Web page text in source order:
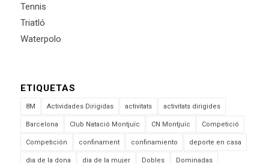
Tennis
Triatló
Waterpolo
ETIQUETAS
8M Actividades Dirigidas activitats activitats dirigides
Barcelona Club Natació Montjuïc CN Montjuïc Competició
Competición confinament confinamiento deporte en casa
dia de la dona dia de la mujer Dobles Dominadas